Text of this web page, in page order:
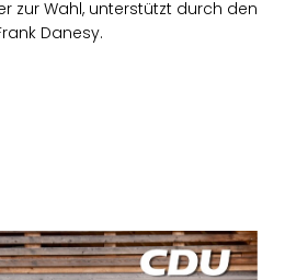
zur Wahl, unterstützt durch den
Danesy.